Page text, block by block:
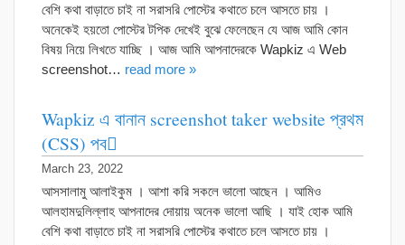
বেশি কথা বাড়াতে চাই না সরাসরি পোস্টের কথাতে চলে আসতে চায় ।
অনেকেই হয়তো পোস্টের টপিক দেখেই বুঝে ফেলেছেন যে আজ আমি কোন
বিষয় নিয়ে লিখতে যাচ্ছি । আজ আমি আপনাদেরকে Wapkiz এ Web
screenshot… read more »
Wapkiz এ বানান screenshot taker website প্রথম
(CSS) পব
March 23, 2022
আসসালামু আলাইকুম । আশা করি সকলে ভালো আছেন । আমিও
আলহামদুলিল্লাহ আপনাদের দোয়ায় অনেক ভালো আছি । যাই হোক আমি
বেশি কথা বাড়াতে চাই না সরাসরি পোস্টের কথাতে চলে আসতে চায় ।